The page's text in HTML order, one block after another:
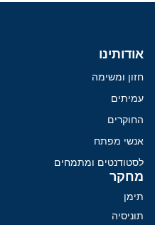
אודותינו
חזון ומשימה
עמיתים
החוקרים
אנשי מפתח
לסטודנטים ומתמחים
מחקר
תימן
תוניסיה